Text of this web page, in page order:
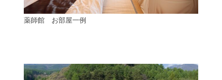
薬師館 お部屋一例